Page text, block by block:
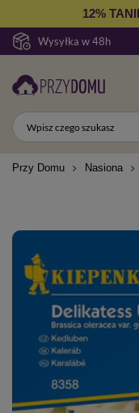
Wysyłka w 48h
12%
Przy Domu Nasiona